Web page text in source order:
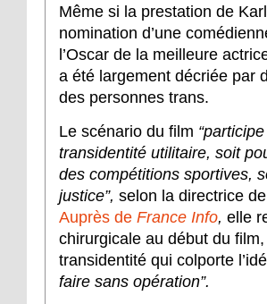
Même si la prestation de
nomination d’une
l’Oscar de la meilleure
a été largement décriée par
des personnes trans.
Le scénario du film
transidentité utilitaire, soit
des compétitions sportives,
justice”, selon la directrice
Auprès de France Info, elle
chirurgicale au début du film,
transidentité qui colporte
faire sans opération”.